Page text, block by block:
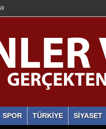
SPOR TÜRKİYE SİYASET